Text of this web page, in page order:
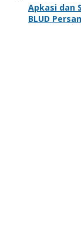
Apkasi dan
BLUD